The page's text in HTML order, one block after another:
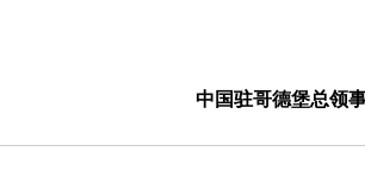
中国驻哥德堡总领